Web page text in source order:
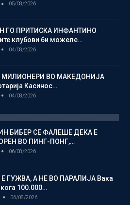
05/08/2026
ГО ПРИТИСКА ИНФАНТИНО
клубови би можеле…
04/08/2026
МИЛИОНЕРИ ВО МАКЕДОНИЈА
Касинос…
04/08/2026
БИБЕР СЕ ФАЛЕШЕ ДЕКА Е
ВО ПИНГ-ПОНГ,…
06/08/2026
Е ГУЖВА, А НЕ ВО ПАРАЛИЈА Вака
100.000…
06/08/2026